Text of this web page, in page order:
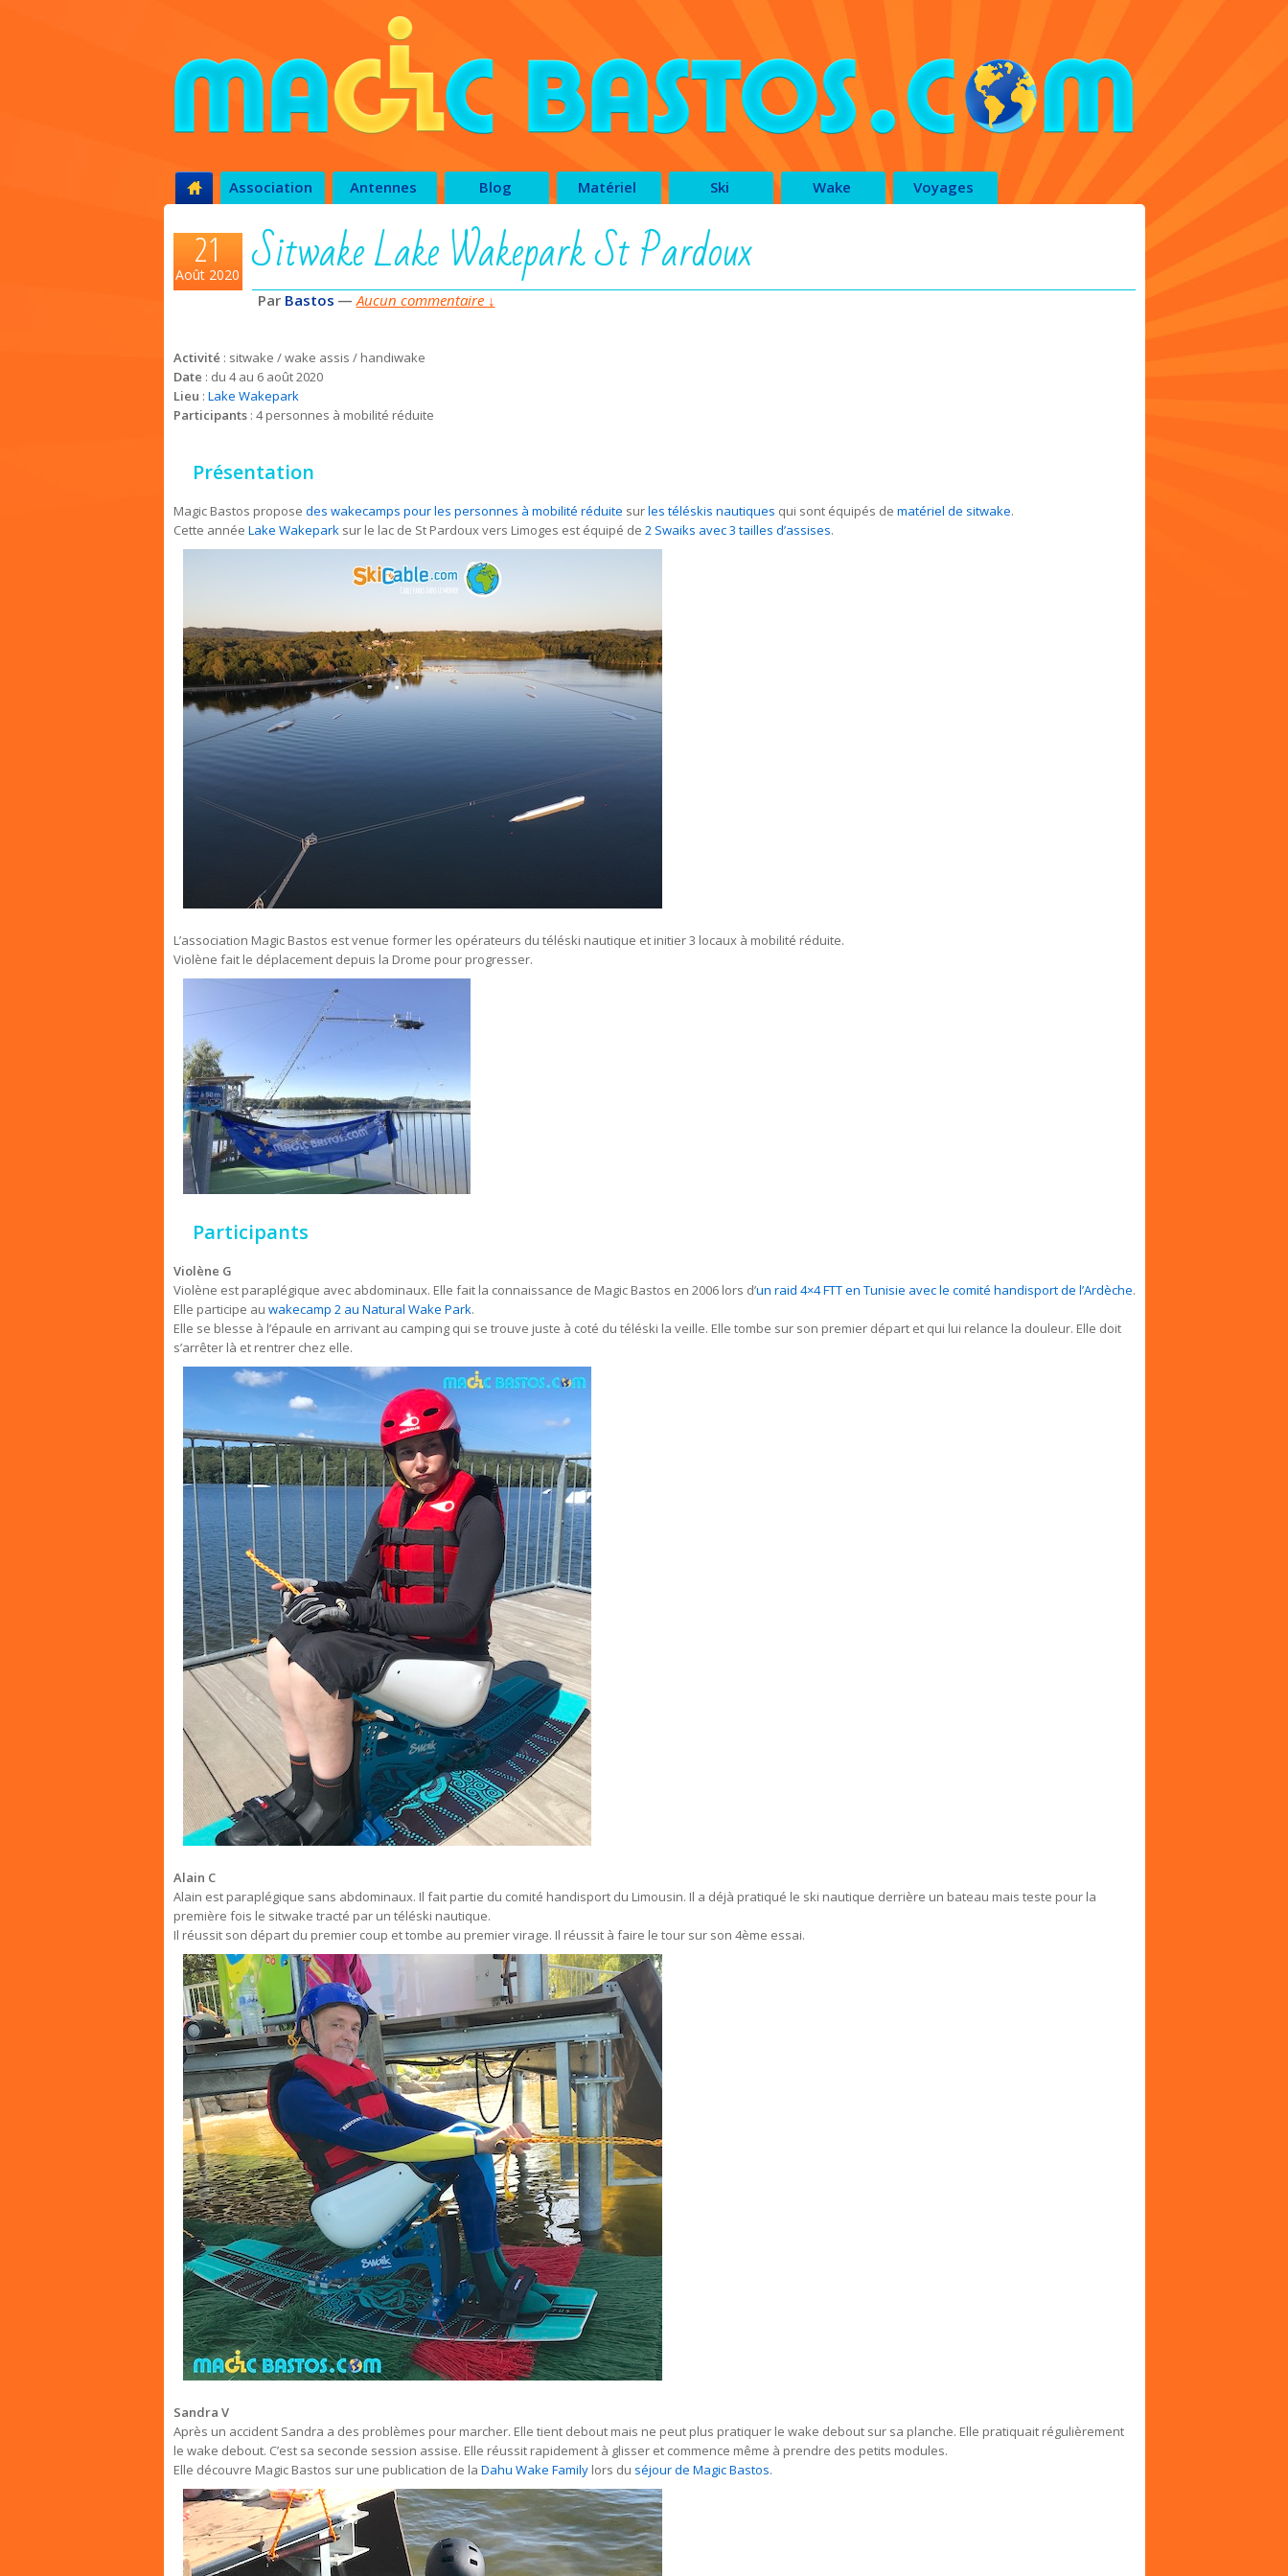
Association Antennes Blog Matériel Ski Wake Voyages
Sitwake Lake Wakepark St Pardoux
21
Août 2020
Par Bastos — Aucun commentaire ↓
Activité : sitwake / wake assis / handiwake
Date : du 4 au 6 août 2020
Lieu : Lake Wakepark
Participants: 4 personnes à mobilité réduite
Présentation
Magic Bastos propose des wakecamps pour les personnes à mobilité réduite surles téléskis nautiques qui sont équipés de matériel de sitwake.
Cette année Lake Wakeparksur le lac de St Pardoux vers Limoges est équipé de 2 Swaiks avec 3 tailles d’assises.
L’association Magic Bastos est venue former les opérateurs du téléski nautique et initier 3 locaux à mobilité réduite.
Violène fait le déplacement depuis la Drome pour progresser.
Participants
Violène G
Violène est paraplégique avec abdominaux. Elle fait la connaissance de Magic Bastos en 2006 lors d’un raid 4×4 FTT en Tunisie avec le comité handisport de l’Ardèche.
Elle participe au wakecamp 2 au Natural Wake Park.
Elle se blesse à l’épaule en arrivant au camping qui se trouve juste à coté du téléski la veille. Elle tombe sur son premier départ et qui lui relance la douleur. Elle doit
s’arrêter là et rentrer chez elle.
Alain C
Alain est paraplégique sans abdominaux. Il fait partie du comité handisport du Limousin. Il a déjà pratiqué le ski nautique derrière un bateau mais teste pour la
première fois le sitwake tracté par un téléski nautique.
Il réussit son départ du premier coup et tombe au premier virage. Il réussit à faire le tour sur son 4ème essai.
Sandra V
Après un accident Sandra a des problèmes pour marcher. Elle tient debout mais ne peut plus pratiquer le wake debout sur sa planche. Elle pratiquait régulièrement
le wake debout. C’est sa seconde session assise. Elle réussit rapidement à glisser et commence même à prendre des petits modules.
Elle découvre Magic Bastos sur une publication de la Dahu Wake Familylors du séjour de Magic Bastos.